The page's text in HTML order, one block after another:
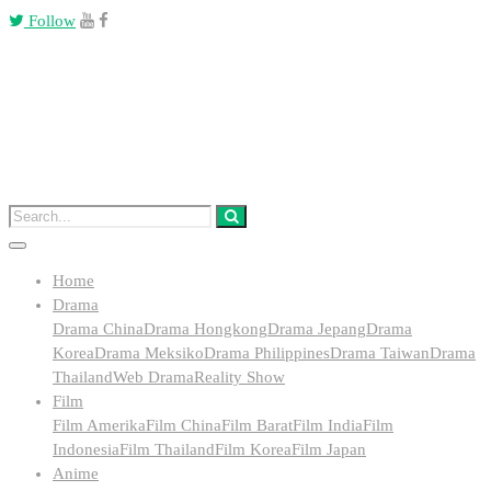
Follow
Home
Drama
Drama ChinaDrama HongkongDrama JepangDrama
KoreaDrama MeksikoDrama PhilippinesDrama TaiwanDrama
ThailandWeb DramaReality Show
Film
Film AmerikaFilm ChinaFilm BaratFilm IndiaFilm
IndonesiaFilm ThailandFilm KoreaFilm Japan
Anime